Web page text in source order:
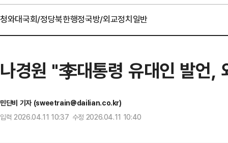
청와대국회/정당북한행정국방/외교정치일반
나경원 "李대통령 유대인 발언,
민단비 기자 (sweetrain@dailian.co.kr)
입력 2026.04.11 10:37 수정 2026.04.11 10:40